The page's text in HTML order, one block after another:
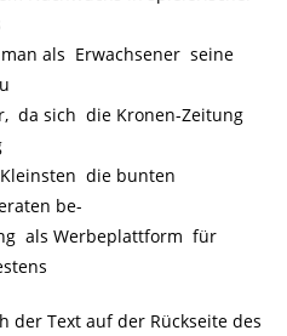
als Erwachsener seine
da sich die Kronen-Zeitung
die bunten
be-
als Werbeplattform für
der Text auf der Rückseite des